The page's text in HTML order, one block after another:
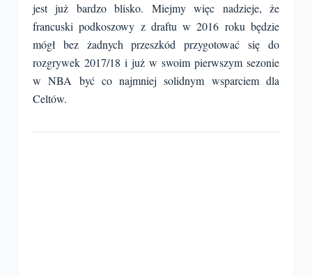
jest już bardzo blisko. Miejmy więc nadzieje, że
francuski podkoszowy z draftu w 2016 roku będzie
mógł bez żadnych przeszkód przygotować się do
rozgrywek 2017/18 i już w swoim pierwszym sezonie
w NBA być co najmniej solidnym wsparciem dla
Celtów.